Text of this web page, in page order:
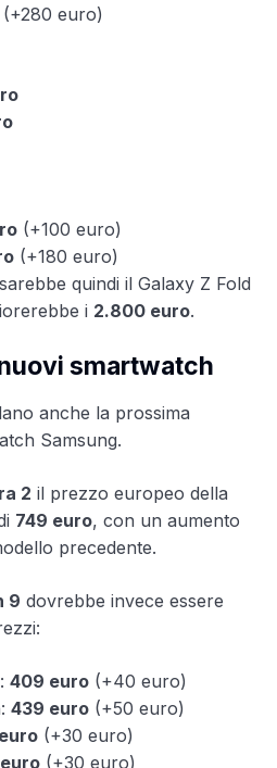
(+280 euro)
(+100 euro)
(+180 euro)
quindi il Galaxy Z Fold
i 2.800 euro.
smartwatch
anche la prossima
Samsung.
2 il prezzo europeo della
749 euro, con un aumento
precedente.
9 dovrebbe invece essere
409 euro (+40 euro)
439 euro (+50 euro)
(+30 euro)
(+30 euro)